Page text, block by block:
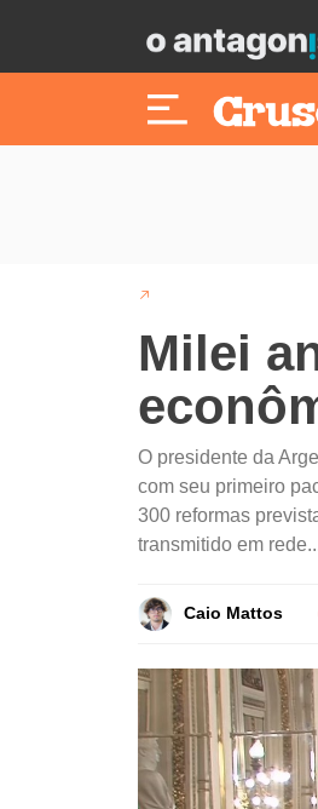
Milei
O presidente da
com seu primeiro
300 reformas
transmitido em
Caio Mattos